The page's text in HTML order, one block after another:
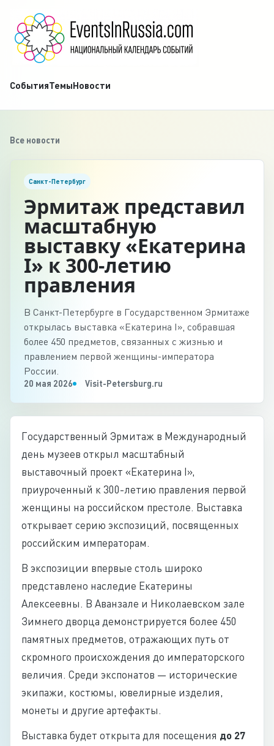
СобытияТемыНовости
Все новости
Санкт-Петербург
Эрмитаж представил
масштабную
выставку «Екатерина
I» к 300-летию
правления
В Санкт-Петербурге в Государственном Эрмитаже
открылась выставка «Екатерина I», собравшая
более 450 предметов, связанных с жизнью и
правлением первой женщины-императора
России.
20 мая 2026 Visit-Petersburg.ru
Государственный Эрмитаж в Международный
день музеев открыл масштабный
выставочный проект «Екатерина I»,
приуроченный к 300-летию правления первой
женщины на российском престоле. Выставка
открывает серию экспозиций, посвященных
российским императорам.
В экспозиции впервые столь широко
представлено наследие Екатерины
Алексеевны. В Аванзале и Николаевском зале
Зимнего дворца демонстрируется более 450
памятных предметов, отражающих путь от
скромного происхождения до императорского
величия. Среди экспонатов — исторические
экипажи, костюмы, ювелирные изделия,
монеты и другие артефакты.
Выставка будет открыта для посещения до 27